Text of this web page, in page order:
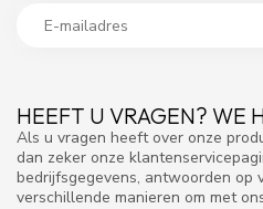
HEEFT U VRAGEN? WE
Als u vragen heeft over onze
dan zeker onze
bedrijfsgegevens, antwoorden op
verschillende manieren om met